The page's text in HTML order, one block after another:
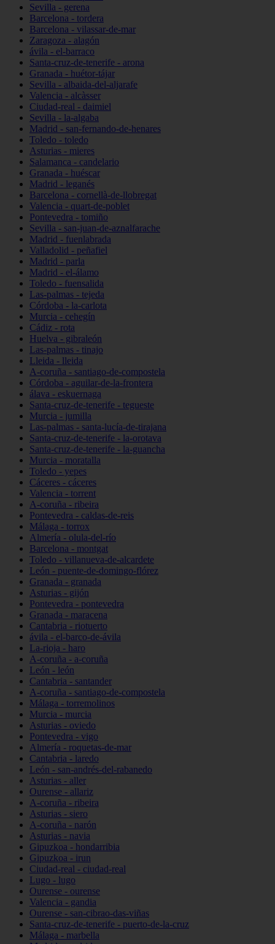
Sevilla - gerena
Barcelona - tordera
Barcelona - vilassar-de-mar
Zaragoza - alagón
ávila - el-barraco
Santa-cruz-de-tenerife - arona
Granada - huétor-tájar
Sevilla - albaida-del-aljarafe
Valencia - alcàsser
Ciudad-real - daimiel
Sevilla - la-algaba
Madrid - san-fernando-de-henares
Toledo - toledo
Asturias - mieres
Salamanca - candelario
Granada - huéscar
Madrid - leganés
Barcelona - cornellà-de-llobregat
Valencia - quart-de-poblet
Pontevedra - tomiño
Sevilla - san-juan-de-aznalfarache
Madrid - fuenlabrada
Valladolid - peñafiel
Madrid - parla
Madrid - el-álamo
Toledo - fuensalida
Las-palmas - tejeda
Córdoba - la-carlota
Murcia - cehegín
Cádiz - rota
Huelva - gibraleón
Las-palmas - tinajo
Lleida - lleida
A-coruña - santiago-de-compostela
Córdoba - aguilar-de-la-frontera
álava - eskuernaga
Santa-cruz-de-tenerife - tegueste
Murcia - jumilla
Las-palmas - santa-lucía-de-tirajana
Santa-cruz-de-tenerife - la-orotava
Santa-cruz-de-tenerife - la-guancha
Murcia - moratalla
Toledo - yepes
Cáceres - cáceres
Valencia - torrent
A-coruña - ribeira
Pontevedra - caldas-de-reis
Málaga - torrox
Almería - olula-del-río
Barcelona - montgat
Toledo - villanueva-de-alcardete
León - puente-de-domingo-flórez
Granada - granada
Asturias - gijón
Pontevedra - pontevedra
Granada - maracena
Cantabria - riotuerto
ávila - el-barco-de-ávila
La-rioja - haro
A-coruña - a-coruña
León - león
Cantabria - santander
A-coruña - santiago-de-compostela
Málaga - torremolinos
Murcia - murcia
Asturias - oviedo
Pontevedra - vigo
Almería - roquetas-de-mar
Cantabria - laredo
León - san-andrés-del-rabanedo
Asturias - aller
Ourense - allariz
A-coruña - ribeira
Asturias - siero
A-coruña - narón
Asturias - navia
Gipuzkoa - hondarribia
Gipuzkoa - irun
Ciudad-real - ciudad-real
Lugo - lugo
Ourense - ourense
Valencia - gandia
Ourense - san-cibrao-das-viñas
Santa-cruz-de-tenerife - puerto-de-la-cruz
Málaga - marbella